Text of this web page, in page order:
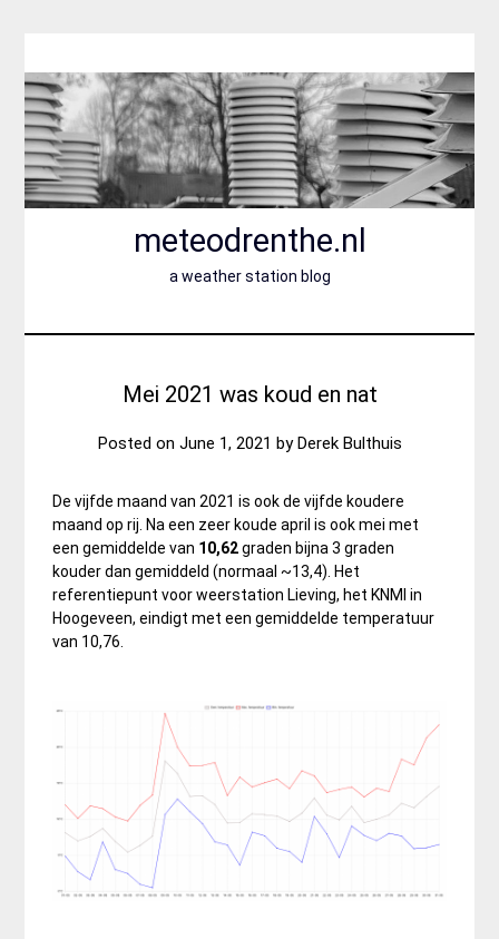
content
meteodrenthe.nl
a weather station blog
Mei 2021 was koud en nat
Posted on June 1, 2021 byDerek Bulthuis
De vijfde maand van 2021 is ook de vijfde koudere
maand op rij. Na een zeer koude april is ook mei met
een gemiddelde van 10,62graden bijna 3 graden
kouder dan gemiddeld (normaal ~13,4). Het
referentiepunt voor weerstation Lieving, het KNMI in
Hoogeveen, eindigt met een gemiddelde temperatuur
van 10,76.